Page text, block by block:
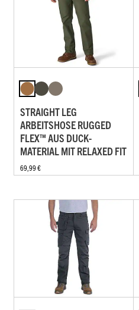
STRAIGHT LEG
ARBEITSHOSE RUGGED
FLEX™ AUS DUCK-
MATERIAL MIT RELAXED FIT
69,99 €